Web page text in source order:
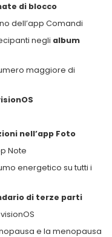
di blocco
dell’app Comandi
negli album
maggiore di
nell’app Foto
Note
energetico su tutti i
di terze parti
e la menopausa